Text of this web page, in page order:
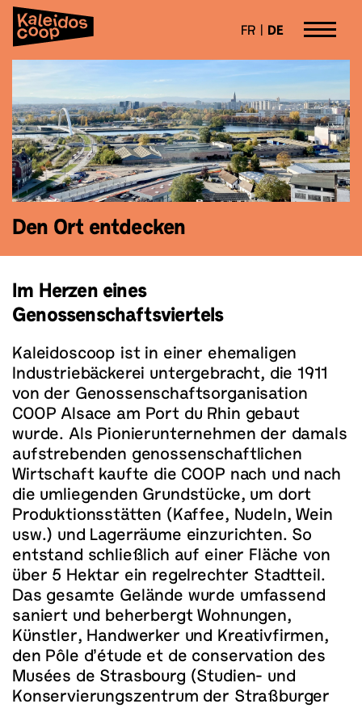
au
contenu
Kaleidoscoop
Lieu de vie et de travail transfrontalier
FR DE
Den Ort entdecken
Im Herzen eines
Genossenschaftsviertels
Kaleidoscoop ist in einer ehemaligen
Industriebäckerei untergebracht, die 1911
von der Genossenschaftsorganisation
COOP Alsace am Port du Rhin gebaut
wurde. Als Pionierunternehmen der damals
aufstrebenden genossenschaftlichen
Wirtschaft kaufte die COOP nach und nach
die umliegenden Grundstücke, um dort
Produktionsstätten (Kaffee, Nudeln, Wein
usw.) und Lagerräume einzurichten. So
entstand schließlich auf einer Fläche von
über 5 Hektar ein regelrechter Stadtteil.
Das gesamte Gelände wurde umfassend
saniert und beherbergt Wohnungen,
Künstler, Handwerker und Kreativfirmen,
den Pôle d’étude et de conservation des
Musées de Strasbourg (Studien- und
Konservierungszentrum der Straßburger
Cookie-Einstellungen